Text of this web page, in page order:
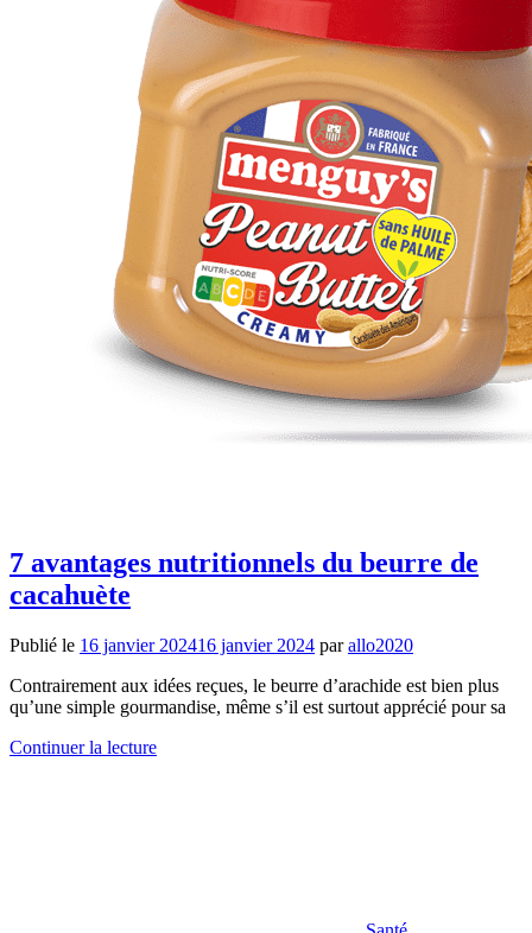
7 avantages nutritionnels du beurre de
cacahuète
Publié le 16 janvier 202416 janvier 2024 parallo2020
Contrairement aux idées reçues, le beurre d’arachide est bien plus
qu’une simple gourmandise, même s’il est surtout apprécié pour sa
Continuer la lecture